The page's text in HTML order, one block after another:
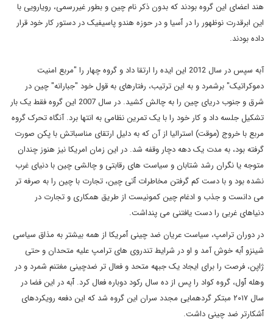
هند اعضای این گروه بودند که بدون ذکر نام چین و بطور غیررسمی، رویارویی با
این ابرقدرت نوظهور را در ٱسیا و در حوزه هندو پاسیفیک در دستور کار خود قرار
داده بودند.
آبه سپس در سال 2012 این ایده را ارتقا داد و گروه چهار را "مربع امنیت
دموکراتیک" برشمرد و به این ترتیب، رفتارهای به قول خود "جبارانه" چین در
شرق و جنوب دریای چین را به چالش کشید. در سال 2007 این گروه فقط یک بار
تشکیل جلسه داد و کار خود را با یک تمرین نظامی به انتها برد. آنگاه تحرک گروه
مربع با خروج (موقت) استرالیا از آن که به دلیل ارتقای مناسباتش با پکن صورت
گرفته بود، به مدت یک دهه دچار وقفه شد. در این زمان امریکا نیز هنوز چندان
متوجه یا نگران رشد شتابان و سیاست های رقابتی و چالشی چین با دنیای غرب
نشده بود و با دست کم گرفتن مخاطرات ٱتی چین، تجارت با چین را به صرفه تر
می دانست و جذب و ادغام چین کمونیست از طریق همکاری و تجارت در
دنیاهای غربی را دست یافتنی می پنداشت.
در دوران ترامپ، سیاست عریان ضد چینی ٱمریکا از همه بیشتر به مذاق سیاسی
شینزو ٱبه خوش آمد و او در شرایط تندروی های ترامپ علیه متحدان و حتی
ژاپن، فرصت را برای ایجاد یک جبهه متحد و فعال تر ضدچینی مغتنم شمرد و در
وهله ٱول، گروه کواد را پس از ده سال رکود دوباره فعال کرد. ٱبه در این فضا در
سال ۲۰۱۷ مبتکر گردهمایی مجدد سران این گروه شد که این دفعه رویکردهای
ٱشکارتر ضد چینی داشت.